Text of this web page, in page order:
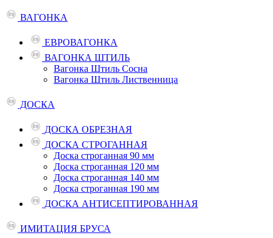
ВАГОНКА
ЕВРОВАГОНКА
ВАГОНКА ШТИЛЬ
Вагонка Штиль Сосна
Вагонка Штиль Лиственница
ДОСКА
ДОСКА ОБРЕЗНАЯ
ДОСКА СТРОГАННАЯ
Доска строганная 90 мм
Доска строганная 120 мм
Доска строганная 140 мм
Доска строганная 190 мм
ДОСКА АНТИСЕПТИРОВАННАЯ
ИМИТАЦИЯ БРУСА